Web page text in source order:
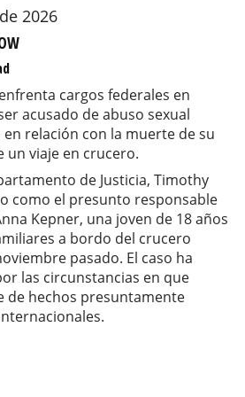
2026
cargos federales en
acusado de abuso sexual
relación con la muerte de su
viaje en crucero.
de Justicia, Timothy
como el presunto responsable
Kepner, una joven de 18 años
a bordo del crucero
pasado. El caso ha
las circunstancias en que
de hechos presuntamente